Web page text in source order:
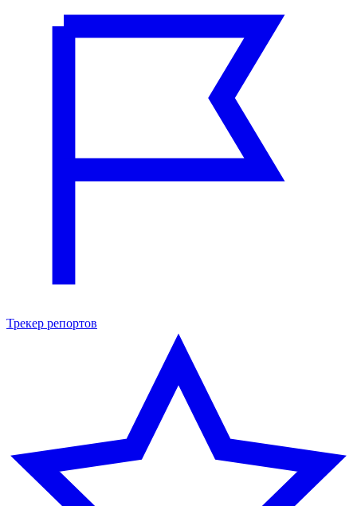
Трекер репортов